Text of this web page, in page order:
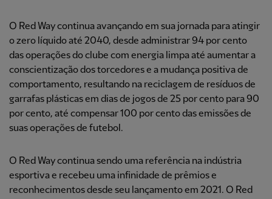
O Red Way continua avançando em sua jornada para atingir
o zero líquido até 2040, desde administrar 94 por cento
das operações do clube com energia limpa até aumentar a
conscientização dos torcedores e a mudança positiva de
comportamento, resultando na reciclagem de resíduos de
garrafas plásticas em dias de jogos de 25 por cento para 90
por cento, até compensar 100 por cento das emissões de
suas operações de futebol.
O Red Way continua sendo uma referência na indústria
esportiva e recebeu uma infinidade de prêmios e
reconhecimentos desde seu lançamento em 2021. O Red